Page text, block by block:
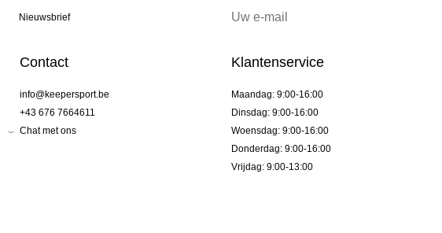
Nieuwsbrief
Contact
info@keepersport.be
+43 676 7664611
Chat met ons
Klantenservice
Maandag: 9:00-16:00
Dinsdag: 9:00-16:00
Woensdag: 9:00-16:00
Donderdag: 9:00-16:00
Vrijdag: 9:00-13:00